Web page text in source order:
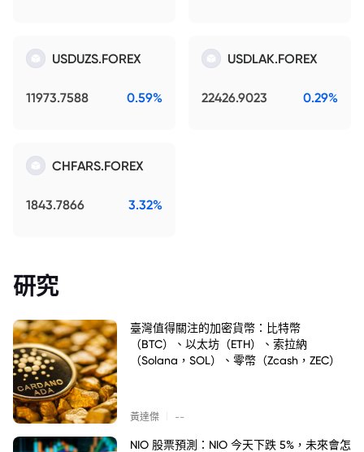
USDUZS.FOREX
11973.7588 0.59%
USDLAK.FOREX
22426.9023 0.29%
CHFARS.FOREX
1843.7866 3.32%
研究
臺灣值得關注的加密貨幣：比特幣
（BTC）、以太坊（ETH）、索拉納
（Solana，SOL）、零幣（Zcash，ZEC）
黃達傑 --
NIO 股票預測：NIO 今天下跌 5%，未來會怎